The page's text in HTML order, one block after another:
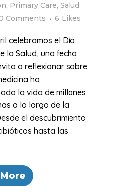
, Primary Care, Salud
0 Comments 6 Likes
celebramos el Día
la Salud, una fecha
a reflexionar sobre
ha
la vida de millones
a lo largo de la
el descubrimiento
hasta las